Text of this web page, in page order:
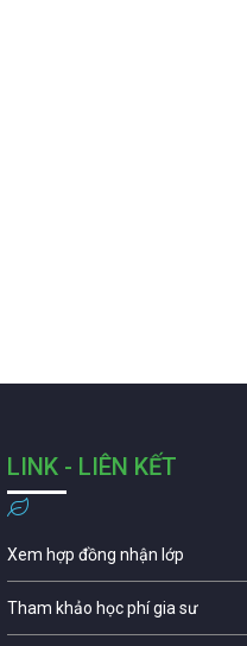
LINK - LIÊN KẾT
Xem hợp đồng nhận lớp
Tham khảo học phí gia sư